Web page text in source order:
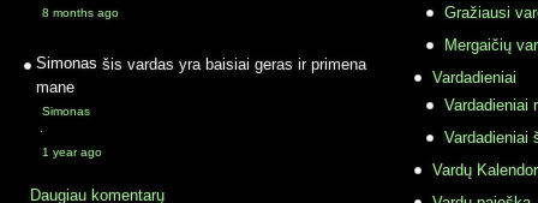
8 months ago
Simonas šis vardas yra baisiai geras ir primena
mane
Simonas
·
1 year ago
Daugiau komentarų
Gražiausi
Mergaičių
Vardadieniai
Vardadieniai
Vardadieniai
Vardų